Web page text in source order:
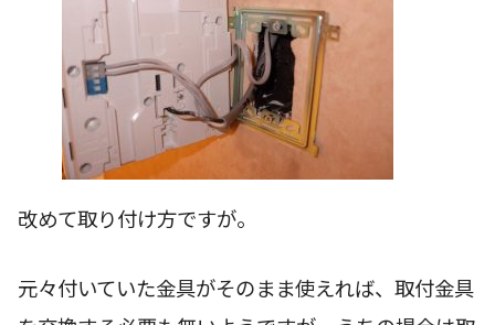
改めて取り付け方ですが。
元々付いていた金具がそのまま使えれば、取付金具